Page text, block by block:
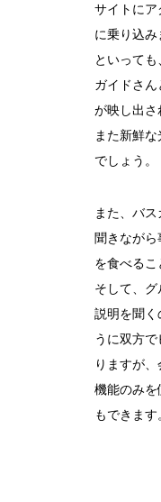
サイトにア
に乗り込み
といって
ガイドさ
が映し出さ
また新鮮
でしょう。
また、バ
聞きなが
を食べるこ
そして、
説明を聞く
うに双方
りますが
機能のみを
もできます